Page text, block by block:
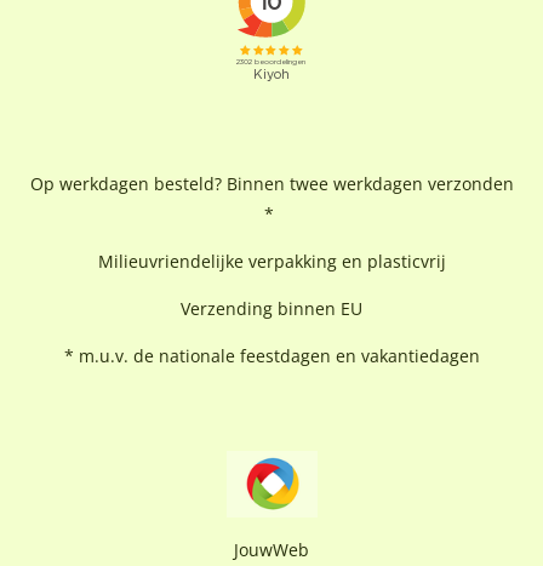
Op werkdagen besteld? Binnen twee werkdagen verzonden
*
Milieuvriendelijke verpakking en plasticvrij
Verzending binnen EU
* m.u.v. de nationale feestdagen en vakantiedagen
JouwWeb